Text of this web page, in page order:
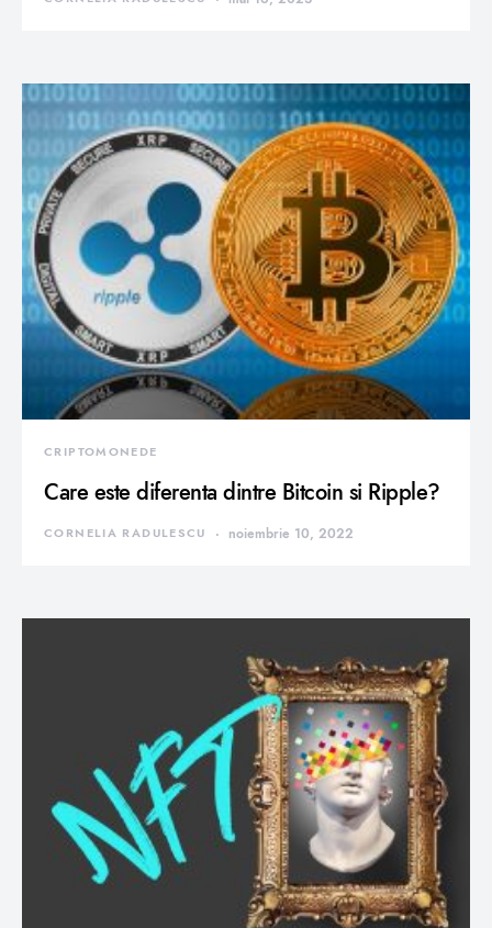
CRIPTOMONEDE
Care este diferenta dintre Bitcoin si Ripple?
CORNELIA RADULESCU noiembrie 10, 2022